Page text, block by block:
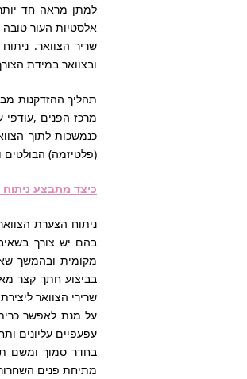
למתן מראה חד יותר
אלסטיות העור
שריר הצוואר.
ובצוואר במידת
תהליך ההזדקנות
מרכז הפנים ,עודפי
כנמשכות לתוך
(פלטיזמה)
כיצד מתבצע
בהם יש צורך
מקומית ובהמשך
בביצוע חתך קצר
שרירי הצוואר
על מנת לאפשר
עפעפיים עליונים
בחדר סמוך ומשם
מתיחת פנים